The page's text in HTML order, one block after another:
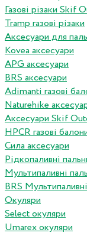
Газові різаки Skif
Tramp газові різаки
Аксесуари для
Kovea аксесуари
APG аксесуари
BRS аксесуари
Adimanti газові
Naturehike
Аксесуари Skif
HPCR газові
Сила аксесуари
Рідкопаливні
Мультипаливні
BRS
Окуляри
Select окуляри
Umarex окуляри